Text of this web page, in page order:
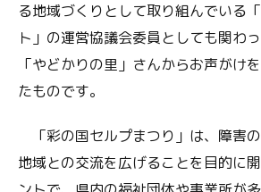
る地域づくりとして取り組んでいる
ト」の運営協議会委員としても関わ
「やどかりの里」さんからお声がけ
たものです。
「彩の国セルプまつり」は、障害
地域との交流を広げることを目的に